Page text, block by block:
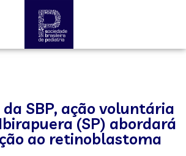
SBP, ação voluntária
(SP) abordará
ao retinoblastoma